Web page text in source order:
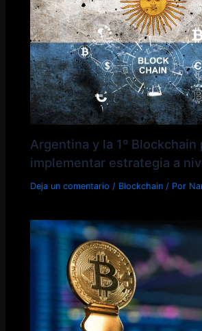
Argentina y la 1º Blockchain
implementar estrategia a
Deja un comentario / Blockchain / Por